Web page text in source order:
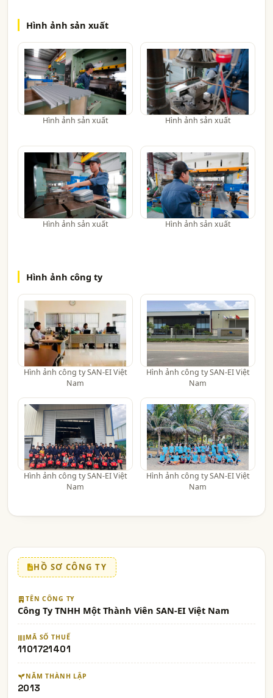
Hình ảnh sản xuất
Hình ảnh sản xuất Hình ảnh sản xuất
Hình ảnh sản xuất Hình ảnh sản xuất
Hình ảnh công ty
Hình ảnh công ty SAN-EI Việt
Nam
Hình ảnh công ty SAN-EI Việt
Nam
Hình ảnh công ty SAN-EI Việt
Nam
Hình ảnh công ty SAN-EI Việt
Nam
HỒ SƠ CÔNG TY
TÊN CÔNG TY
Công Ty TNHH Một Thành Viên SAN-EI Việt Nam
MÃ SỐ THUẾ
1101721401
NĂM THÀNH LẬP
2013